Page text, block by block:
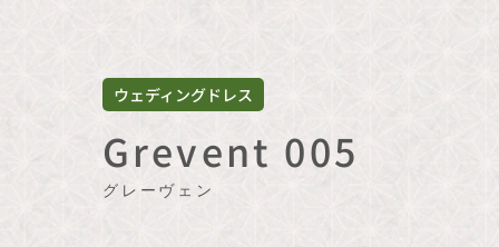
ウェディングドレス
Grevent 005
グレーヴェン